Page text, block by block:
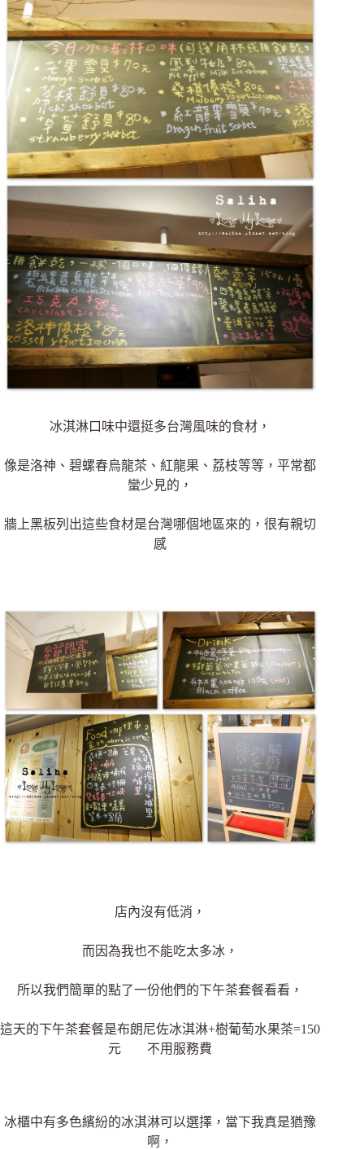
冰淇淋口味中還挺多台灣風味的食材，
像是洛神、碧螺春烏龍茶、紅龍果、荔枝等等，平常都
蠻少見的，
牆上黑板列出這些食材是台灣哪個地區來的，很有親切
感
店內沒有低消，
而因為我也不能吃太多冰，
所以我們簡單的點了一份他們的下午茶套餐看看，
這天的下午茶套餐是布朗尼佐冰淇淋+樹葡萄水果茶=150
元 不用服務費
冰櫃中有多色繽紛的冰淇淋可以選擇，當下我真是猶豫
啊，